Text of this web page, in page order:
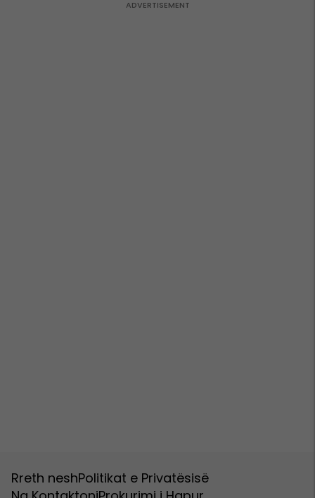
Rreth neshPolitikat e Privatësisë